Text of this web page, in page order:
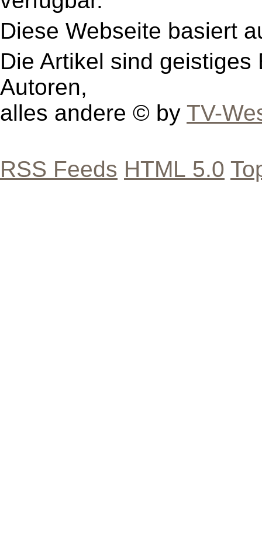
Diese Webseite basiert
Die Artikel sind
Autoren,
alles andere © by TV-
RSS Feeds HTML 5.0